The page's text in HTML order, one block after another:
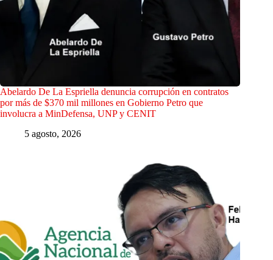
Abelardo De La Espriella denuncia corrupción en contratos
por más de $370 mil millones en Gobierno Petro que
involucra a MinDefensa, UNP y CENIT
5 agosto, 2026